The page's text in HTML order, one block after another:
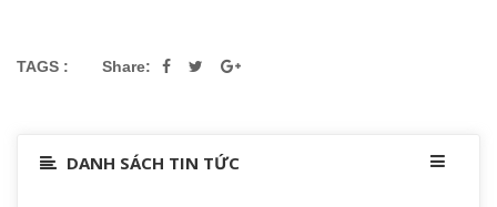
TAGS : Share:
DANH SÁCH TIN TỨC